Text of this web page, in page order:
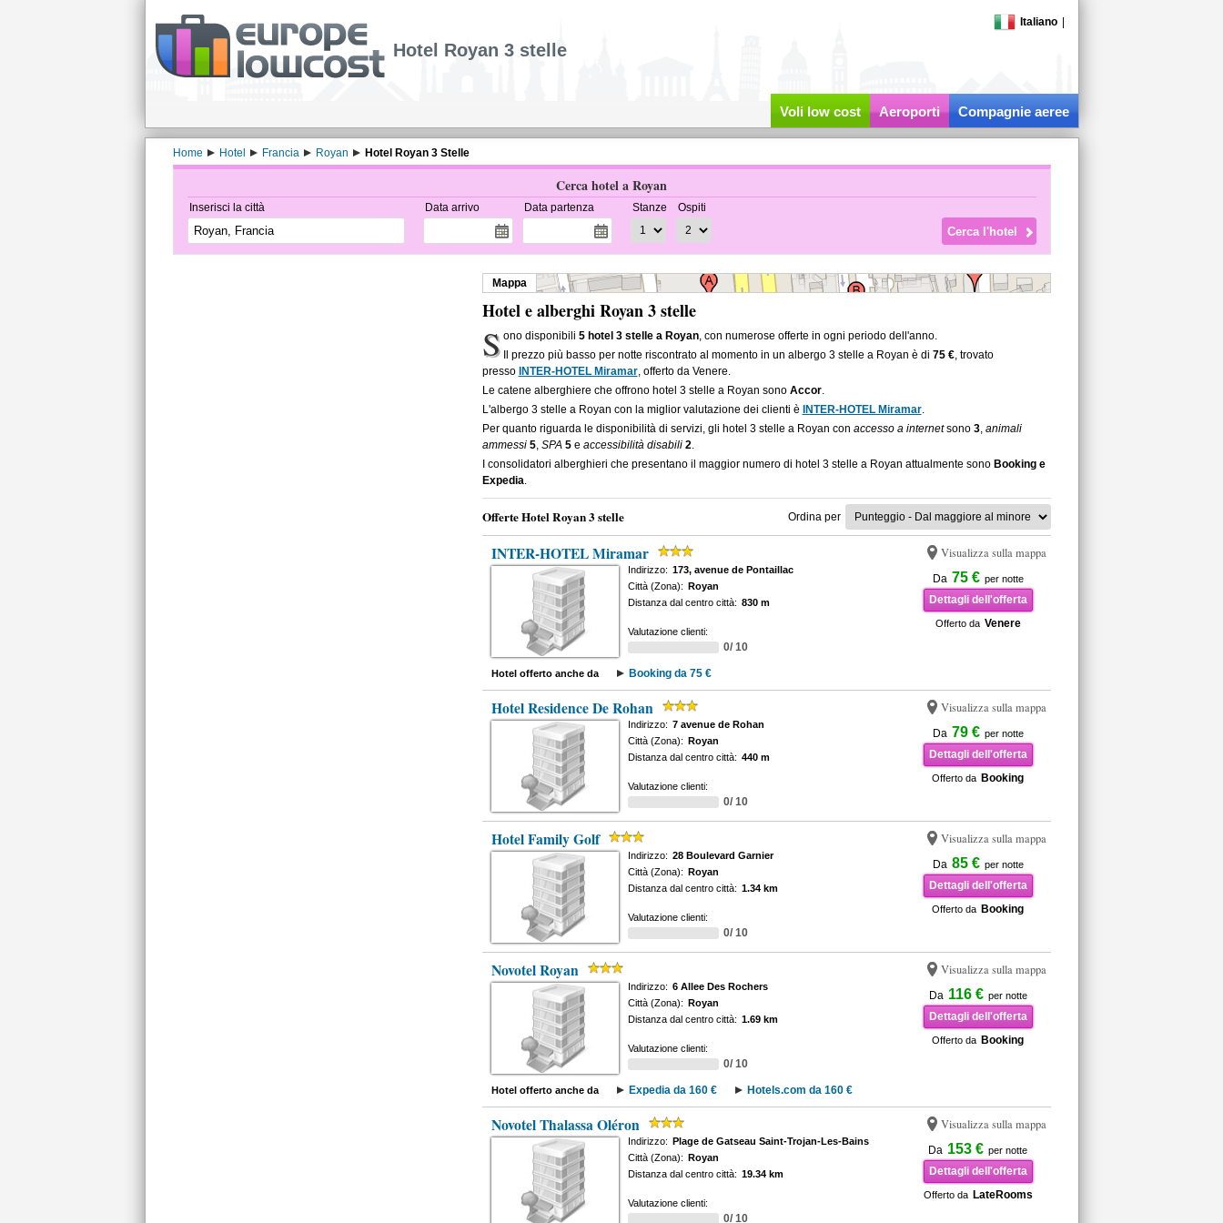
Italiano
Hotel Royan 3 stelle
Voli low cost Aeroporti Compagnie aeree
Home Hotel Francia Royan Hotel Royan 3 Stelle
Cerca hotel a Royan
Inserisci la città Data arrivo Data partenza Stanze Ospiti
Mappa
Hotel e alberghi Royan 3 stelle
S ono disponibili5 hotel 3 stelle a Royan, con numerose offerte in ogni periodo dell'anno.
Il prezzo più basso per notte riscontrato al momento in un albergo 3 stelle a Royan è di75 €, trovato
presso INTER-HOTEL Miramar, offerto da Venere.
Le catene alberghiere che offrono hotel 3 stelle a Royan sono Accor.
L'albergo 3 stelle a Royan con la miglior valutazione dei clienti è
INTER-HOTEL Miramar.
Per quanto riguarda le disponibilità di servizi, gli hotel 3 stelle a Royan con accesso a internetsono 3, animali
ammessi 5, SPA 5e accessibilità disabili 2.
I consolidatori alberghieri che presentano il maggior numero di hotel 3 stelle a Royan attualmente sono Booking e
Expedia.
Offerte Hotel Royan 3 stelle Ordina per
INTER-HOTEL Miramar Visualizza sulla mappa
Da 75 € per notte
Dettagli dell'offerta
Offerto da Venere
Indirizzo: 173, avenue de Pontaillac
Città (Zona): Royan
Distanza dal centro città: 830 m
Valutazione clienti:
0/ 10
Hotel offerto anche da Booking da 75 €
Hotel Residence De Rohan Visualizza sulla mappa
Da 79 € per notte
Dettagli dell'offerta
Offerto da Booking
Indirizzo: 7 avenue de Rohan
Città (Zona): Royan
Distanza dal centro città: 440 m
Valutazione clienti:
0/ 10
Hotel Family Golf Visualizza sulla mappa
Da 85 € per notte
Dettagli dell'offerta
Offerto da Booking
Indirizzo: 28 Boulevard Garnier
Città (Zona): Royan
Distanza dal centro città: 1.34 km
Valutazione clienti:
0/ 10
Novotel Royan Visualizza sulla mappa
Da 116 € per notte
Dettagli dell'offerta
Offerto da Booking
Indirizzo: 6 Allee Des Rochers
Città (Zona): Royan
Distanza dal centro città: 1.69 km
Valutazione clienti:
0/ 10
Hotel offerto anche da Expedia da 160 € Hotels.com da 160 €
Novotel Thalassa Oléron Visualizza sulla mappa
Da 153 € per notte
Dettagli dell'offerta
Offerto da LateRooms
Indirizzo: Plage de Gatseau Saint-Trojan-Les-Bains
Città (Zona): Royan
Distanza dal centro città: 19.34 km
Valutazione clienti:
0/ 10